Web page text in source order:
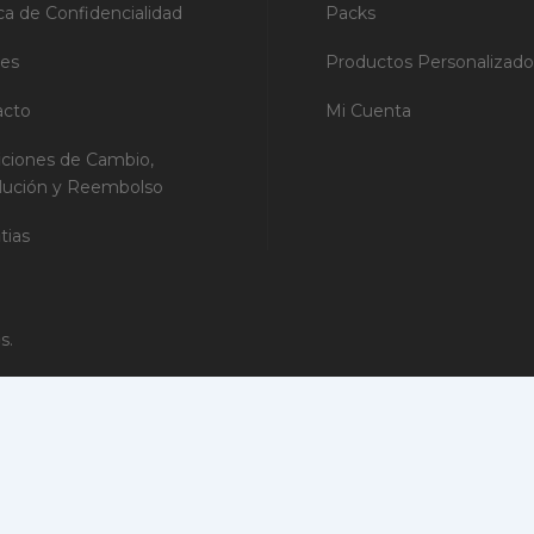
de Confidencialidad
de Cambio,
y Reembolso
Packs
Productos
Mi Cuenta